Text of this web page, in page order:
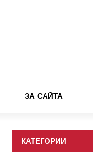
ЗА САЙТА
КАТЕГОРИИ